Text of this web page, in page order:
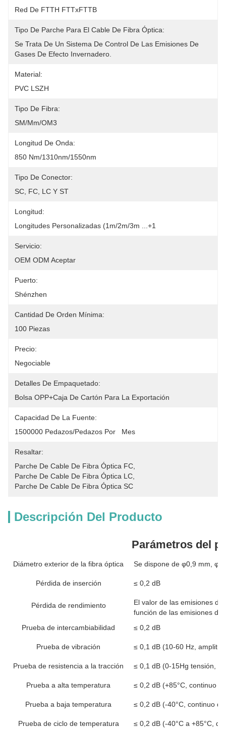
Red De FTTH FTTxFTTB
Tipo De Parche Para El Cable De Fibra Óptica:
Se Trata De Un Sistema De Control De Las Emisiones De
Gases De Efecto Invernadero.
Material:
PVC LSZH
Tipo De Fibra:
SM/mm/OM3
Longitud De Onda:
850 Nm/1310nm/1550nm
Tipo De Conector:
SC, FC, LC Y ST
Longitud:
Longitudes Personalizadas (1m/2m/3m ...+1
Servicio:
OEM ODM Aceptar
Puerto:
Shénzhen
Cantidad De Orden Mínima:
100 Piezas
Precio:
Negociable
Detalles De Empaquetado:
Bolsa OPP+Caja De Cartón Para La Exportación
Capacidad De La Fuente:
1500000 Pedazos/pedazos Por   Mes
Resaltar:
Parche De Cable De Fibra Óptica FC
Parche De Cable De Fibra Óptica LC
Parche De Cable De Fibra Óptica SC
Descripción Del Producto
Parámetros del
Diámetro exterior de la fibra óptica Se dispone de φ0,9 mm,
Pérdida de inserción ≤ 0,2 dB
Pérdida de rendimiento
El valor de las emisiones
función de las emisiones
Prueba de intercambiabilidad
≤ 0,2 dB
Prueba de vibración ≤ 0,1 dB (10-60 Hz,
Prueba de resistencia a la tracción ≤ 0,1 dB (0-15Hg tensión,
Prueba a alta temperatura ≤ 0,2 dB (+85°C, continuo
Prueba a baja temperatura ≤ 0,2 dB (-40°C, continuo
Prueba de ciclo de temperatura ≤ 0,2 dB (-40°C a +85°C,